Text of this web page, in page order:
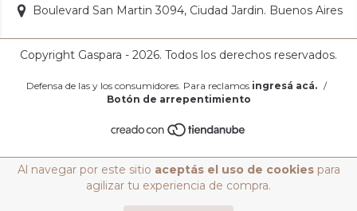
Al navegar por este sitio aceptás el uso de cookiespara
agilizar tu experiencia de compra.
Boulevard San Martin 3094, Ciudad Jardin. Buenos Aires
Copyright Gaspara - 2026. Todos los derechos reservados.
Defensa de las y los consumidores. Para reclamos ingresá acá. /
Botón de arrepentimiento